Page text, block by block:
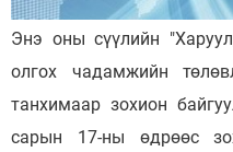
Энэ оны сүүлийн
олгох чадамжийн
танхимаар зохион
сарын 17-ны өдрөөс